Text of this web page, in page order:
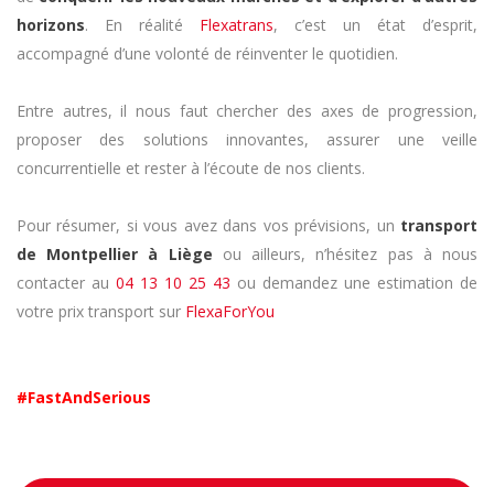
horizons. En réalité Flexatrans, c’est un état d’esprit,
accompagné d’une volonté de réinventer le quotidien.
Entre autres, il nous faut chercher des axes de progression,
proposer des solutions innovantes, assurer une veille
concurrentielle et rester à l’écoute de nos clients.
Pour résumer, si vous avez dans vos prévisions, un transport
de Montpellier à Liège ou ailleurs, n’hésitez pas à nous
contacter au 04 13 10 25 43 ou demandez une estimation de
votre prix transport sur FlexaForYou
#FastAndSerious